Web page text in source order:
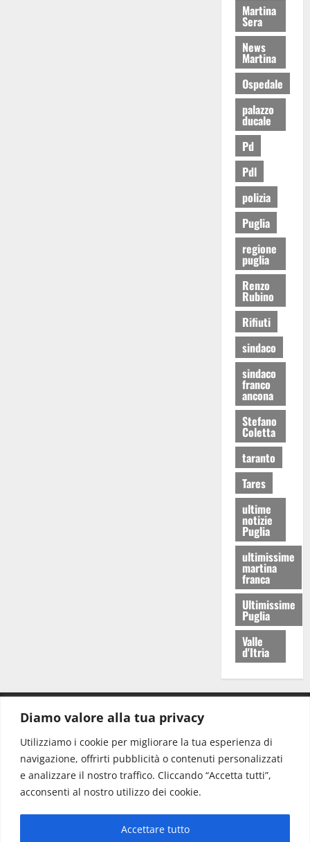
Diamo valore alla tua privacy
Utilizziamo i cookie per migliorare la tua esperienza di
navigazione, offrirti pubblicità o contenuti personalizzati
e analizzare il nostro traffico. Cliccando “Accetta tutti”,
acconsenti al nostro utilizzo dei cookie.
Accettare tutto
Martina
Sera
News
Martina
Ospedale
palazzo
ducale
Pd
Pdl
polizia
Puglia
regione
puglia
Renzo
Rubino
Rifiuti
sindaco
sindaco
franco
ancona
Stefano
Coletta
taranto
Tares
ultime
notizie
Puglia
ultimissime
martina
franca
Ultimissime
Puglia
Valle
d'Itria
Redazione: redazione@www.martinasera.it
Direttore:direttore@www.martinasera.it
Info & Commerciale:info@www.martinasera.it